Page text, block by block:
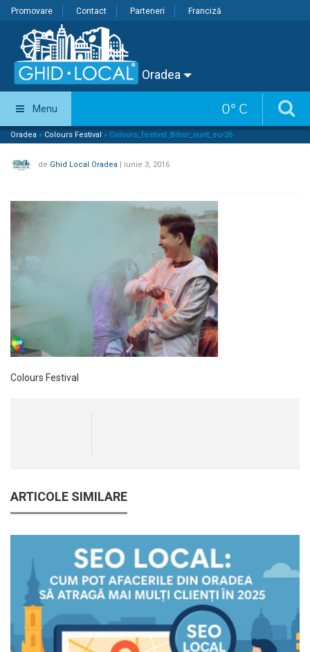
Promovare Contact Parteneri Franciză
Oradea
0° C
Menu
Oradea » Colours Festival » Colours_festival_Bihor_sunt_eu-26
de Ghid Local Oradea | iunie 3, 2016
Colours Festival
ARTICOLE SIMILARE